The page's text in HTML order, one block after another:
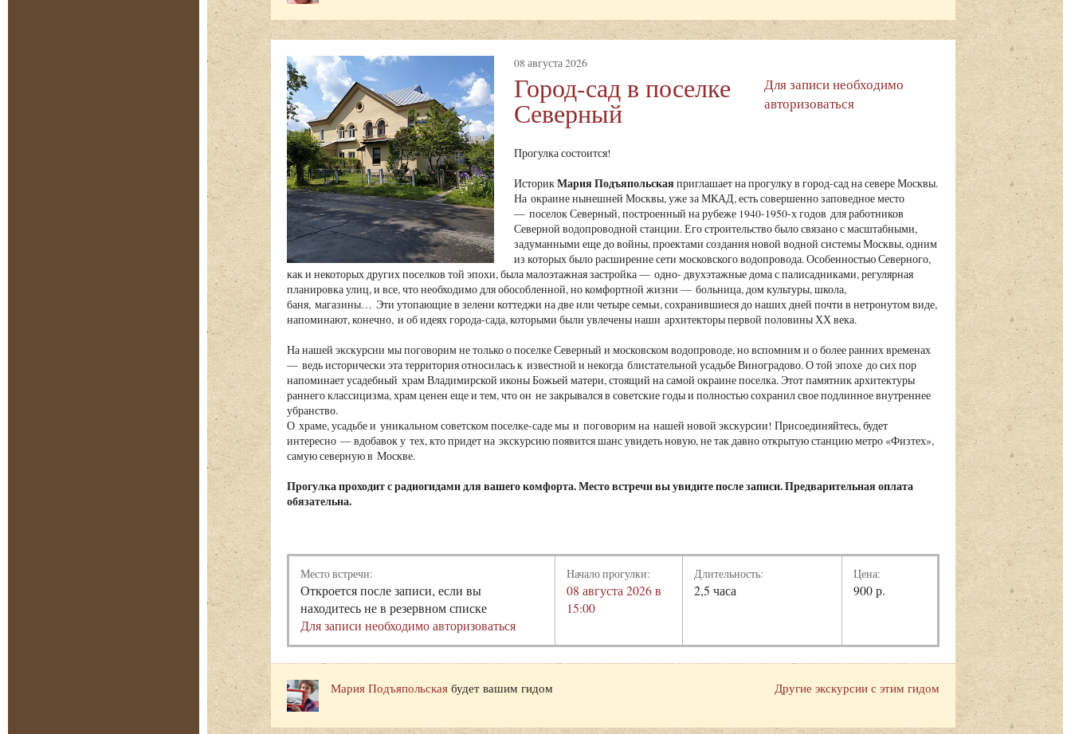
08 августа 2026
Город-сад в поселке
Северный
Для записи необходимо
авторизоваться
Прогулка состоится!
ИсторикМария Подъяпольская приглашает на прогулку в город-сад на севере Москвы.
На окраине нынешней Москвы, уже за МКАД, есть совершенно заповедное место
— поселок Северный, построенный на рубеже 1940-1950-х годов для работников
Северной водопроводной станции. Его строительство было связано с масштабными,
задуманными еще до войны, проектами создания новой водной системы Москвы, одним
из которых было расширение сети московского водопровода. Особенностью Северного,
как и некоторых других поселков той эпохи, была малоэтажная застройка — одно- двухэтажные дома с палисадниками, регулярная
планировка улиц, и все, что необходимо для обособленной, но комфортной жизни — больница, дом культуры, школа,
баня, магазины… Эти утопающие в зелени коттеджи на две или четыре семьи, сохранившиеся до наших дней почти в нетронутом виде,
напоминают, конечно, и об идеях города-сада, которыми были увлечены наши архитекторы первой половины ХХ века.
На нашей экскурсии мы поговорим не только о поселке Северный и московском водопроводе, но вспомним и о более ранних временах
— ведь исторически эта территория относилась к известной и некогда блистательной усадьбе Виноградово. О той эпохе до сих пор
напоминает усадебный храм Владимирской иконы Божьей матери, стоящий на самой окраине поселка. Этот памятник архитектуры
раннего классицизма, храм ценен еще и тем, что он не закрывался в советские годы и полностью сохранил свое подлинное внутреннее
убранство.
О храме, усадьбе и уникальном советском поселке-саде мы и поговорим на нашей новой экскурсии! Присоединяйтесь, будет
интересно — вдобавок у тех, кто придет на экскурсию появится шанс увидеть новую, не так давно открытую станцию метро «Физтех»,
самую северную в Москве.
Прогулка проходит с радиогидами для вашего комфорта. Место встречи вы увидите после записи. Предварительная оплата
обязательна.
Место встречи:
Откроется после записи, если вы
находитесь не в резервном списке
Для записи необходимо авторизоваться
Начало прогулки:
08 августа 2026 в
15:00
Длительность:
2,5 часа
Цена:
900 р.
Другие экскурсии с этим гидом
Мария Подъяпольская будет вашим гидом